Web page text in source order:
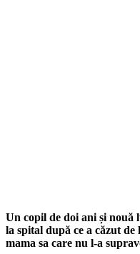
Un copil de doi ani și
la spital după ce a căzut
mama sa care nu l-a